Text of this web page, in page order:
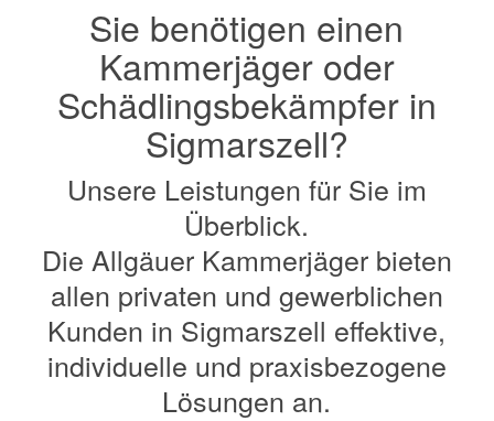
Sie benötigen einen
Kammerjäger oder
Schädlingsbekämpfer in
Sigmarszell?
Unsere Leistungen für Sie im
Überblick.
Die Allgäuer Kammerjäger bieten
allen privaten und gewerblichen
Kunden in Sigmarszell effektive,
individuelle und praxisbezogene
Lösungen an.